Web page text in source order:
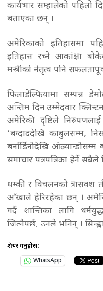
कार्यभार सम्हालेको पहिलो
बताएका छन् ।
अमेरिकाको इतिहासमा
इतिहास रच्ने आकांक्षा
मन्त्रीको नेतृत्व पनि
फिलाडेल्फियामा सम्पन्न
अन्तिम दिन उम्मेदवार
अमेरिकी दृष्टिले
‘बग्दाददेखि काबुलसम्म,
बर्नार्डिनोदेखि
समाचार पत्रपत्रिका हेर्ने
धम्की र विचलनको त्रासवश
आँखाले हेरिरहेका छन् ।
गर्दै शान्तिका लागि
जित्नैपर्छ, उनले भनिन् ।
शेयर गर्नुहोस:
WhatsApp